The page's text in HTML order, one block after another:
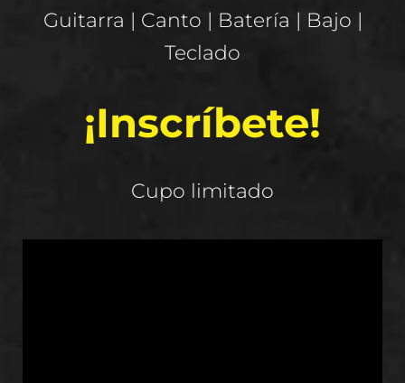
Guitarra | Canto | Batería | Bajo |
Teclado
¡Inscríbete!
Cupo limitado